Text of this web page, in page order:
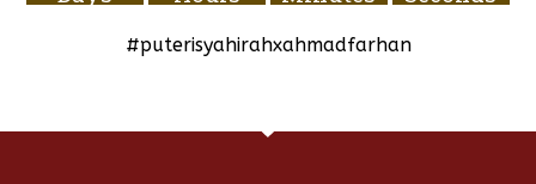
#puterisyahirahxahmadfarhan